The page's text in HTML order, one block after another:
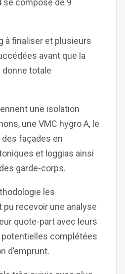
se compose de 9
à finaliser et plusieurs
avant que la
donne totale
une isolation
une VMC hygro A, le
façades en
et loggias ainsi
garde-corps.
les
recevoir une analyse
quote-part avec leurs
complétées
d’emprunt.